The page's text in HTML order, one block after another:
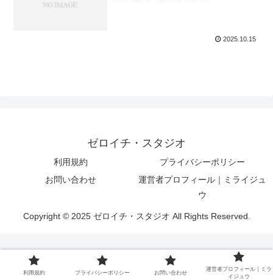
2025.10.15
ゼロイチ・スタジオ
利用規約
プライバシーポリシー
お問い合わせ
運営者プロフィール｜ミライジュ
ウ
Copyright © 2025 ゼロイチ・スタジオ All Rights Reserved.
利用規約 プライバシーポリシー お問い合わせ
運営者プロフィール｜ミラ
イジュウ